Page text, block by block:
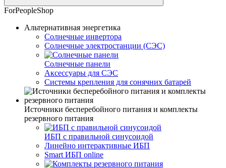
ForPeopleShop
Альтернативная энергетика
Солнечные инвертора
Солнечные электростанции (СЭС)
Солнечные панели
Аксессуары для СЭС
Системы крепления для сонячних батарей
Источники бесперебойного питания и комплекты
резервного питания
ИБП с правильной синусоидой
Линейно интерактивные ИБП
Smart ИБП online